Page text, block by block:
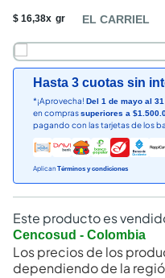
$ 16,38x gr EL CARRIEL
Hasta 3 cuotas sin
*¡Aprovecha! Del 1 de mayo al
en comprassuperiores a
pagando con las tarjetas de los
Aplican Términos y condiciones
Este producto es
Cencosud - Colombia
Los precios de los
dependiendo de la